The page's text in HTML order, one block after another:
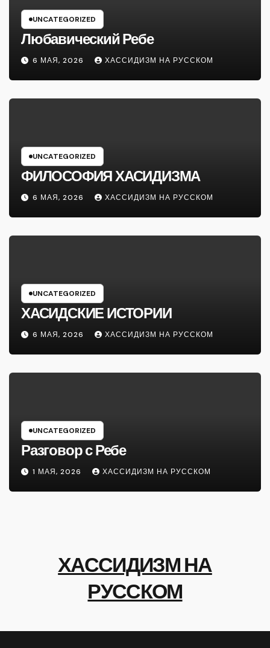
UNCATEGORIZED
Любавический Ребе
6 МАЯ, 2026 ХАССИДИЗМ НА РУССКОМ
UNCATEGORIZED
ФИЛОСОФИЯ ХАСИДИЗМА
6 МАЯ, 2026 ХАССИДИЗМ НА РУССКОМ
UNCATEGORIZED
ХАСИДСКИЕ ИСТОРИИ
6 МАЯ, 2026 ХАССИДИЗМ НА РУССКОМ
UNCATEGORIZED
Разговор с Ребе
1 МАЯ, 2026 ХАССИДИЗМ НА РУССКОМ
ХАССИДИЗМ НА
РУССКОМ